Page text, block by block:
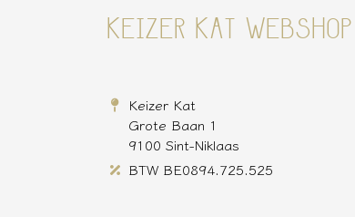
KEIZER KAT WEBSHOP
Keizer Kat
Grote Baan 1
9100 Sint-Niklaas
BTW BE0894.725.525